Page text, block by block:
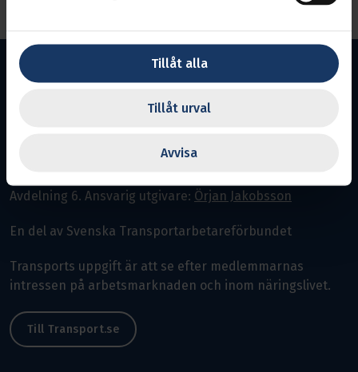
Tillåt alla
Tillåt urval
Avvisa
Avdelning 6. Ansvarig utgivare: Örjan Jakobsson
En del av Svenska Transportarbetareförbundet
Transports uppgift är att se efter medlemmarnas
intressen på arbetsmarknaden och inom näringslivet.
Till Transport.se